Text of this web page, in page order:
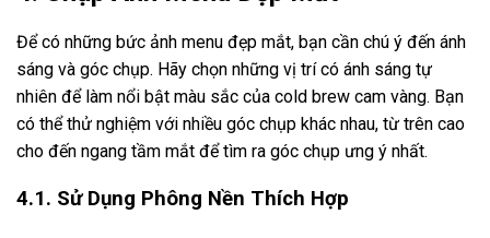
Để có những bức ảnh menu đẹp mắt, bạn cần chú ý đến ánh
sáng và góc chụp. Hãy chọn những vị trí có ánh sáng tự
nhiên để làm nổi bật màu sắc của cold brew cam vàng. Bạn
có thể thử nghiệm với nhiều góc chụp khác nhau, từ trên cao
cho đến ngang tầm mắt để tìm ra góc chụp ưng ý nhất.
4.1. Sử Dụng Phông Nền Thích Hợp